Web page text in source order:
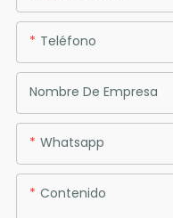
Teléfono
Nombre De Empresa
Whatsapp
Contenido